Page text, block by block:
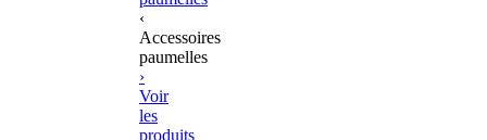
‹
Accessoires
paumelles
›
Voir
les
produits